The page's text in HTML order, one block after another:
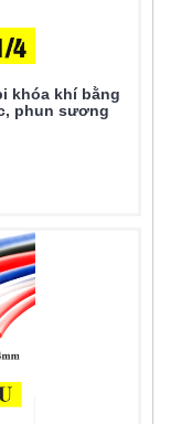
khóa khí bằng
phun sương